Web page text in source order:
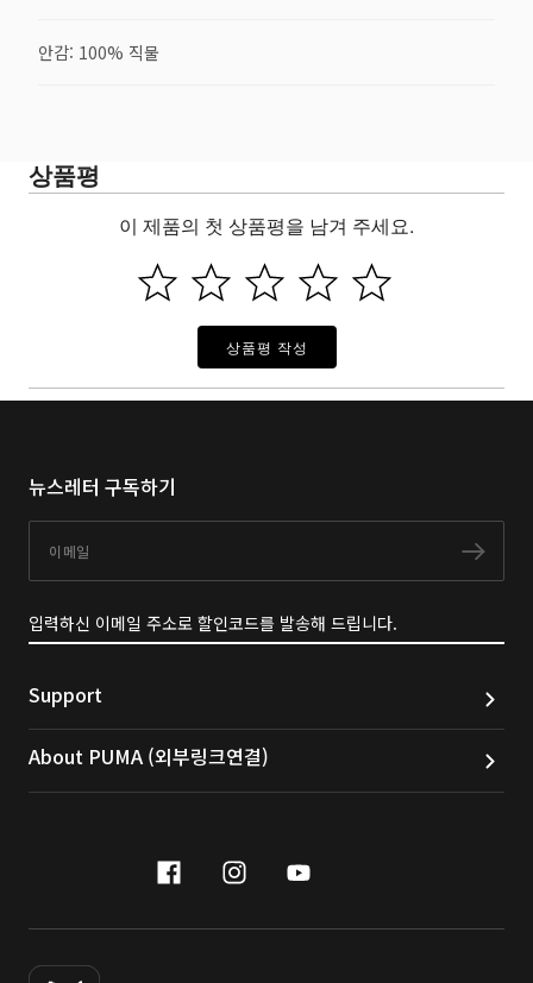
안감: 100% 직물
상품평
이 제품의 첫 상품평을 남겨 주세요.
상품평 작성
뉴스레터 구독하기
구독
입력하신 이메일 주소로 할인코드를 발송해 드립니다.
Support
About PUMA (외부링크연결)
facebook
instagram
youtube